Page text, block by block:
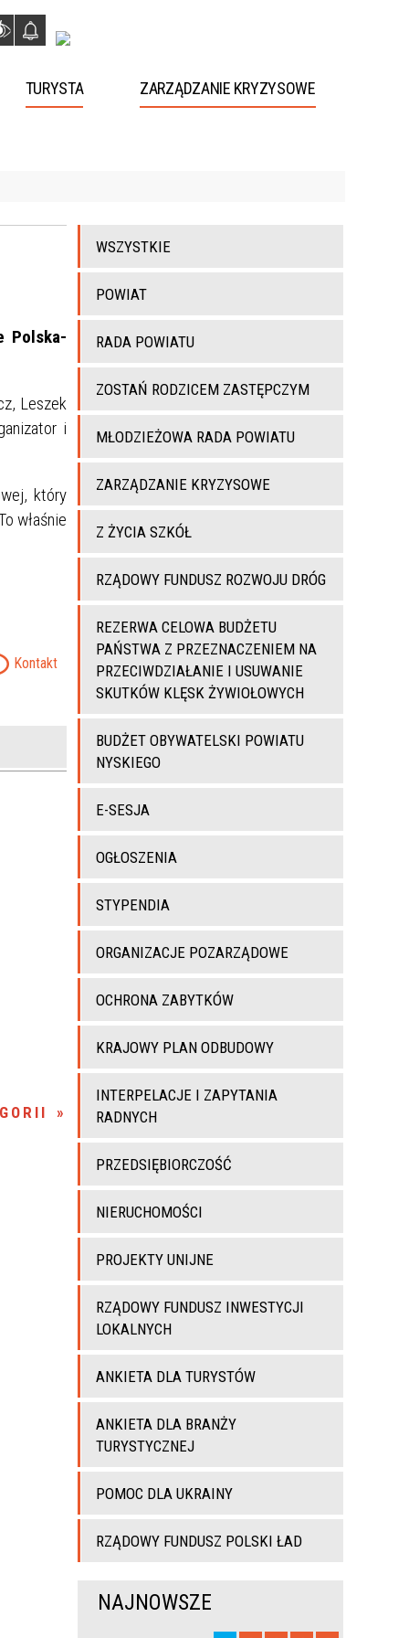
TURYSTA ZARZĄDZANIE KRYZYSOWE
Polska-
Leszek
i
który
właśnie
Kontakt
WSZYSTKIE
POWIAT
RADA POWIATU
ZOSTAŃ RODZICEM ZASTĘPCZYM
MŁODZIEŻOWA RADA POWIATU
ZARZĄDZANIE KRYZYSOWE
Z ŻYCIA SZKÓŁ
RZĄDOWY FUNDUSZ ROZWOJU DRÓG
REZERWA CELOWA BUDŻETU
PAŃSTWA Z PRZEZNACZENIEM NA
PRZECIWDZIAŁANIE I USUWANIE
SKUTKÓW KLĘSK ŻYWIOŁOWYCH
BUDŻET OBYWATELSKI POWIATU
NYSKIEGO
E-SESJA
OGŁOSZENIA
STYPENDIA
ORGANIZACJE POZARZĄDOWE
OCHRONA ZABYTKÓW
KRAJOWY PLAN ODBUDOWY
INTERPELACJE I ZAPYTANIA
RADNYCH
PRZEDSIĘBIORCZOŚĆ
NIERUCHOMOŚCI
PROJEKTY UNIJNE
RZĄDOWY FUNDUSZ INWESTYCJI
LOKALNYCH
ANKIETA DLA TURYSTÓW
ANKIETA DLA BRANŻY
TURYSTYCZNEJ
POMOC DLA UKRAINY
RZĄDOWY FUNDUSZ POLSKI ŁAD
NAJNOWSZE